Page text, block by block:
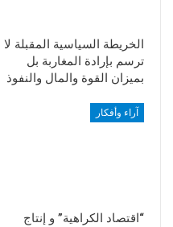
الخريطة السياسية المقبلة لا
ترسم بإرادة المغاربة بل
بميزان القوة والمال والنفوذ
آراء وأفكار
“اقتصاد الكراهية” و إنتاج